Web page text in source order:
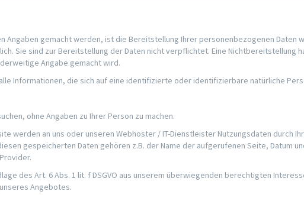
Angaben gemacht werden, ist die Bereitstellung Ihrer personenbezogenen
Sie sind zur Bereitstellung der Daten nicht verpflichtet. Eine Nichtbereitstellung
Angabe gemacht wird.
Informationen, die sich auf eine identifizierte oder identifizierbare natürliche
ohne Angaben zu Ihrer Person zu machen.
werden an uns oder unseren Webhoster / IT-Dienstleister Nutzungsdaten durch
gespeicherten Daten gehören z.B. der Name der aufgerufenen Seite, Datum
des Art. 6 Abs. 1 lit. f DSGVO aus unserem überwiegenden berechtigten
Angebotes.